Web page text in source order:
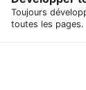
Toujours
toutes les pages.